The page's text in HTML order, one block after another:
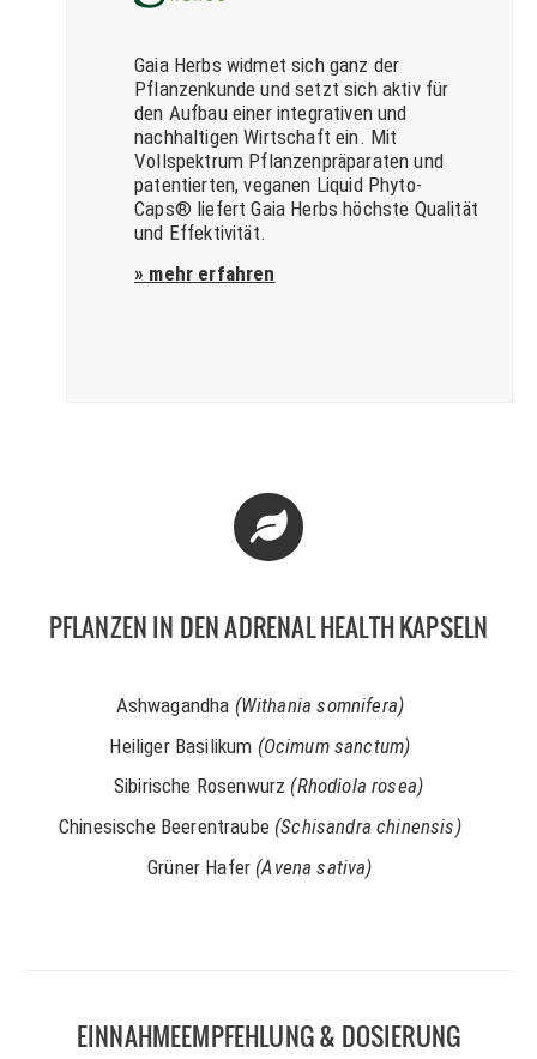
Gaia Herbs widmet sich ganz der
Pflanzenkunde und setzt sich aktiv für
den Aufbau einer integrativen und
nachhaltigen Wirtschaft ein. Mit
Vollspektrum Pflanzenpräparaten und
patentierten, veganen Liquid Phyto-
Caps® liefert Gaia Herbs höchste Qualität
und Effektivität.
» mehr erfahren
PFLANZEN IN DEN ADRENAL HEALTH KAPSELN
Ashwagandha (Withania somnifera)
Heiliger Basilikum (Ocimum sanctum)
Sibirische Rosenwurz (Rhodiola rosea)
Chinesische Beerentraube (Schisandra chinensis)
Grüner Hafer (Avena sativa)
EINNAHMEEMPFEHLUNG & DOSIERUNG